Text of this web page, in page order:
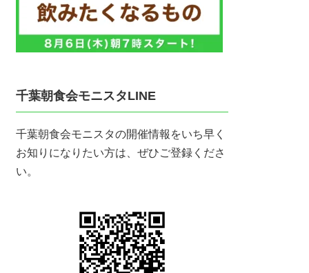
千葉朝食会モニスタLINE
千葉朝食会モニスタの開催情報をいち早く
お知りになりたい方は、ぜひご登録くださ
い。